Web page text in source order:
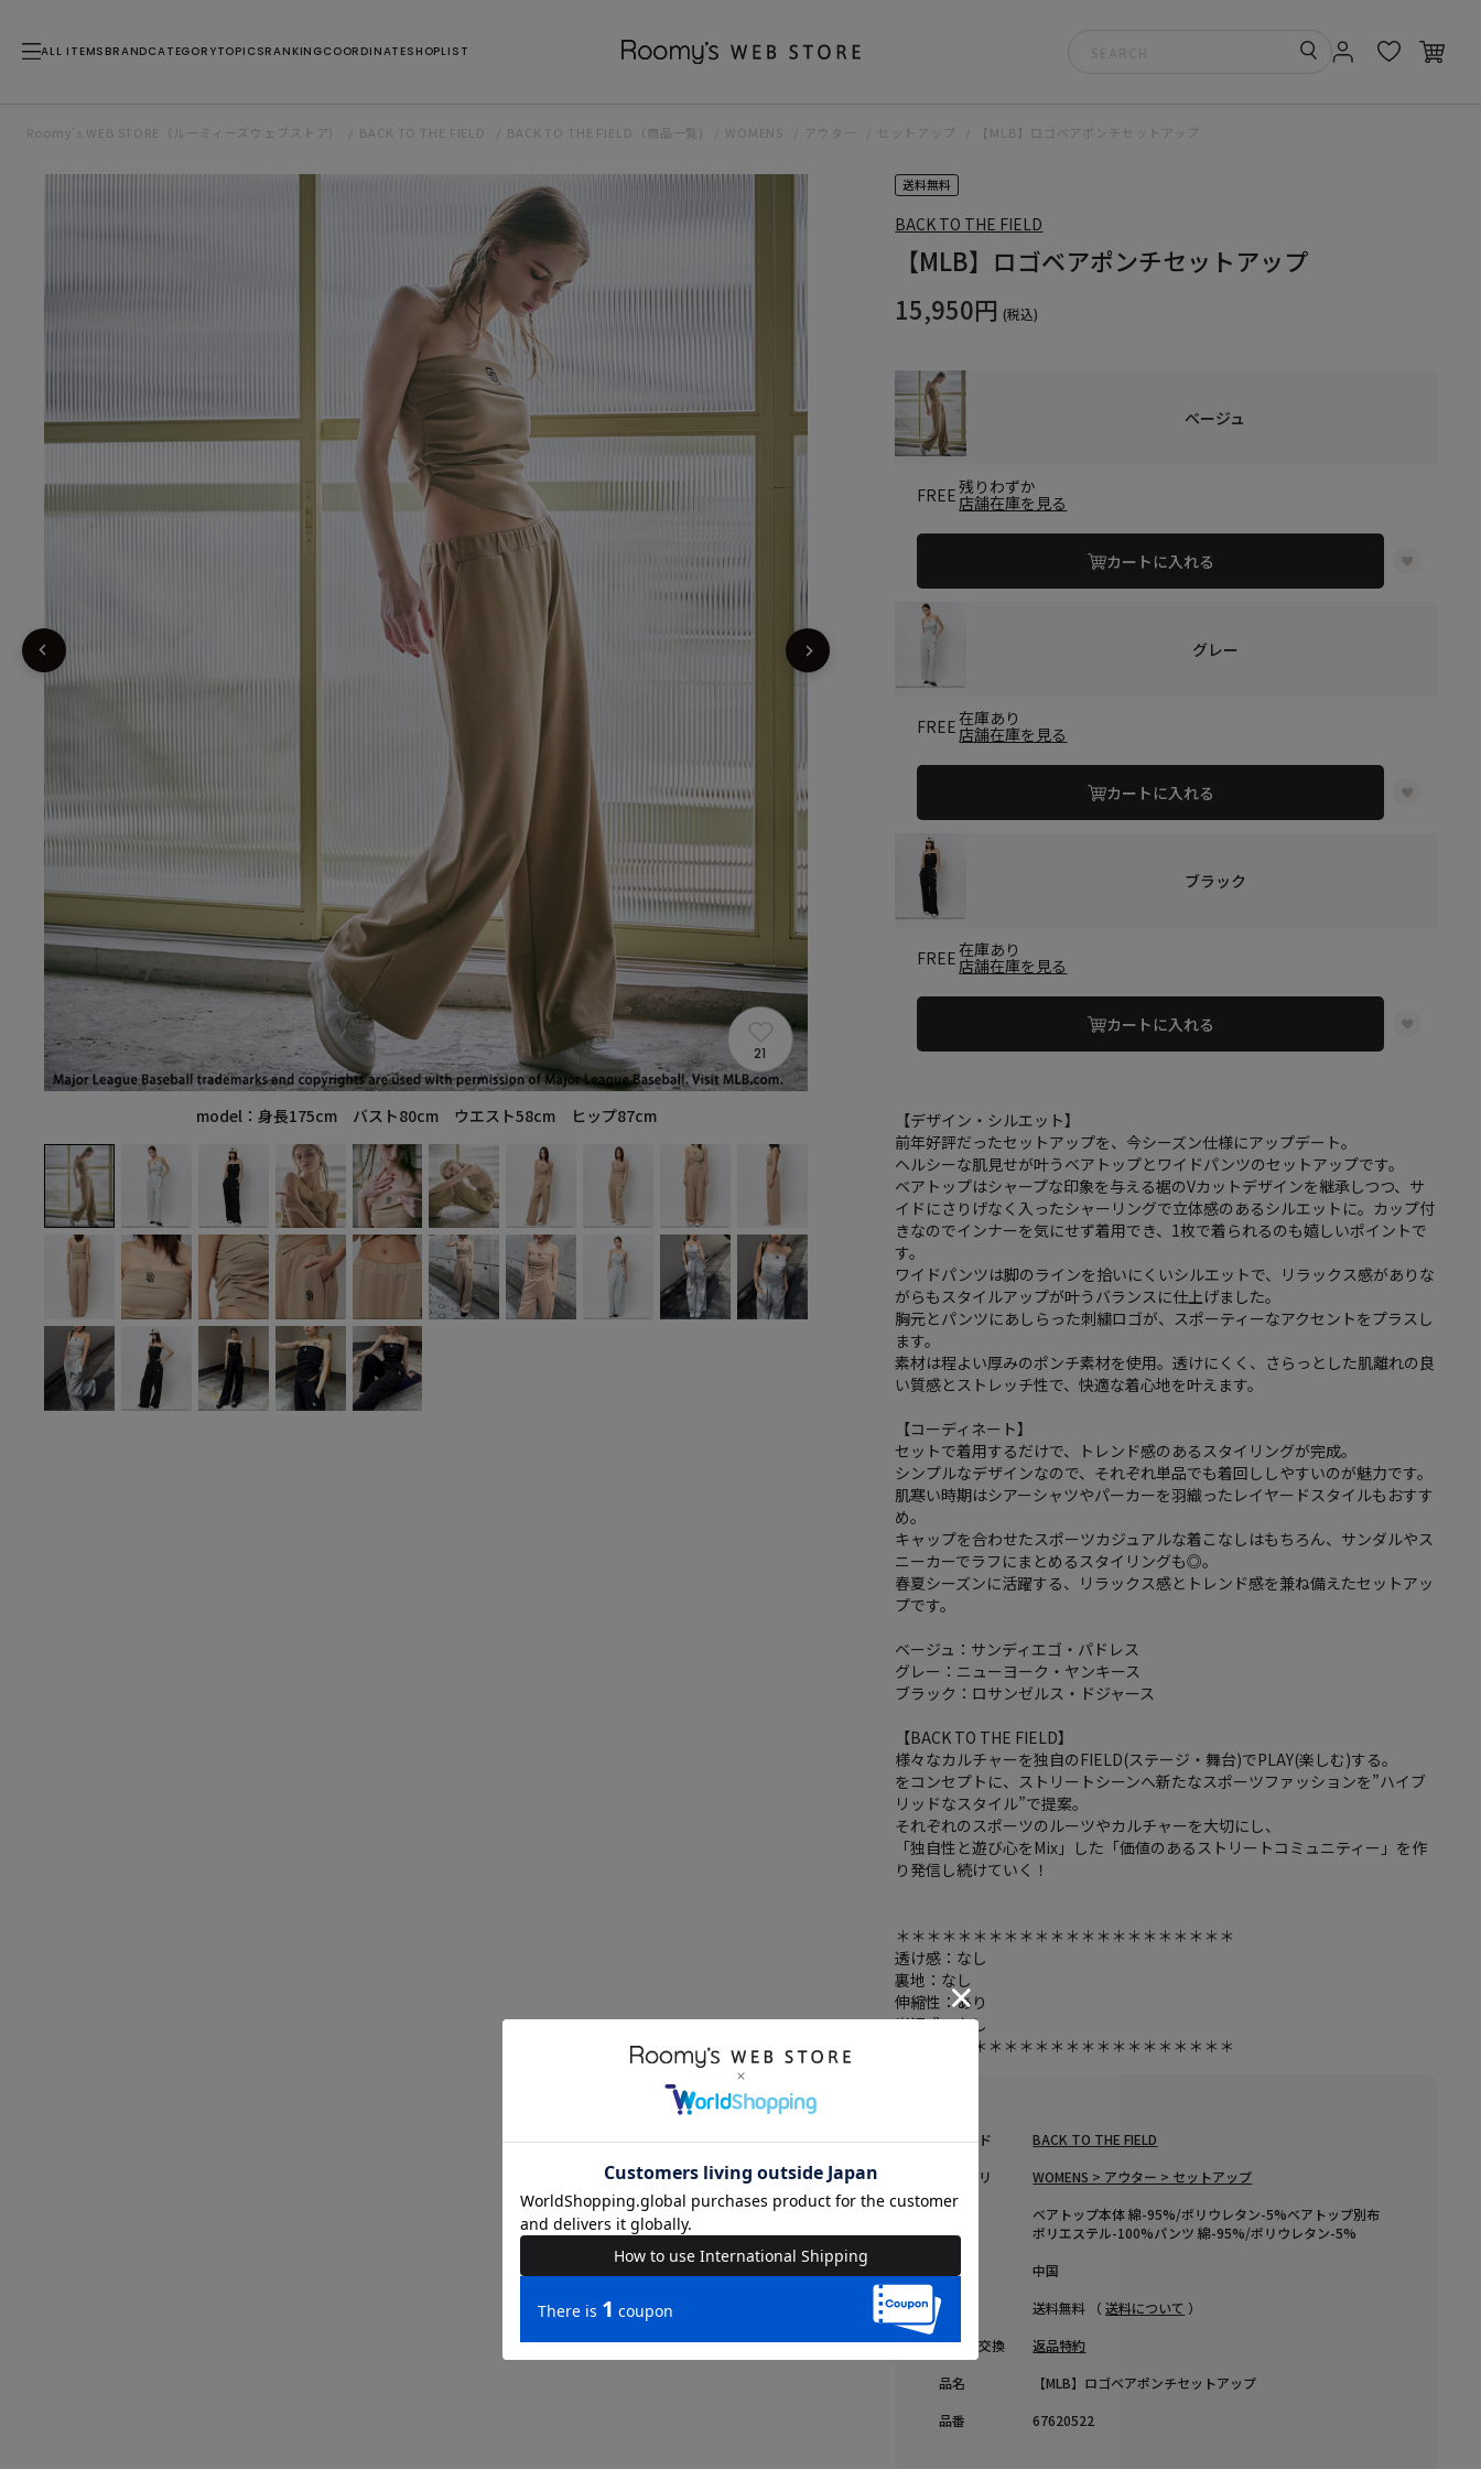
ALL ITEMS BRANDCATEGORYTOPICSRANKINGCOORDINATESHOPLIST
Roomy’s WEB STORE（ルーミィーズウェブストア） BACK TO THE FIELD BACK TO THE FIELD（商品一覧) WOMENS アウター セットアップ 【MLB】ロゴベアポンチセットアップ
21
model：身長175cm バスト80cm ウエスト58cm ヒップ87cm
送料無料
BACK TO THE FIELD
【MLB】ロゴベアポンチセットアップ
15,950円 (税込)
ベージュ
FREE残りわずか
店舗在庫を見る
カートに入れる
グレー
FREE在庫あり
店舗在庫を見る
カートに入れる
ブラック
FREE在庫あり
店舗在庫を見る
カートに入れる
【デザイン・シルエット】
前年好評だったセットアップを、今シーズン仕様にアップデート。
ヘルシーな肌見せが叶うベアトップとワイドパンツのセットアップです。
ベアトップはシャープな印象を与える裾のVカットデザインを継承しつつ、サ
イドにさりげなく入ったシャーリングで立体感のあるシルエットに。カップ付
きなのでインナーを気にせず着用でき、1枚で着られるのも嬉しいポイントで
す。
ワイドパンツは脚のラインを拾いにくいシルエットで、リラックス感がありな
がらもスタイルアップが叶うバランスに仕上げました。
胸元とパンツにあしらった刺繍ロゴが、スポーティーなアクセントをプラスし
ます。
素材は程よい厚みのポンチ素材を使用。透けにくく、さらっとした肌離れの良
い質感とストレッチ性で、快適な着心地を叶えます。
【コーディネート】
セットで着用するだけで、トレンド感のあるスタイリングが完成。
シンプルなデザインなので、それぞれ単品でも着回ししやすいのが魅力です。
肌寒い時期はシアーシャツやパーカーを羽織ったレイヤードスタイルもおすす
め。
キャップを合わせたスポーツカジュアルな着こなしはもちろん、サンダルやス
ニーカーでラフにまとめるスタイリングも◎。
春夏シーズンに活躍する、リラックス感とトレンド感を兼ね備えたセットアッ
プです。
ベージュ：サンディエゴ・パドレス
グレー：ニューヨーク・ヤンキース
ブラック：ロサンゼルス・ドジャース
【BACK TO THE FIELD】
様々なカルチャーを独自のFIELD(ステージ・舞台)でPLAY(楽しむ)する。
をコンセプトに、ストリートシーンへ新たなスポーツファッションを”ハイブ
リッドなスタイル”で提案。
それぞれのスポーツのルーツやカルチャーを大切にし、
「独自性と遊び心をMix」した「価値のあるストリートコミュニティー」を作
り発信し続けていく！
＊＊＊＊＊＊＊＊＊＊＊＊＊＊＊＊＊＊＊＊＊＊
透け感：なし
裏地：なし
伸縮性：あり
光沢感：なし
＊＊＊＊＊＊＊＊＊＊＊＊＊＊＊＊＊＊＊＊＊＊
ブランド
BACK TO THE FIELD
カテゴリ
WOMENS > アウター > セットアップ
ベアトップ本体 綿-95%/ポリウレタン-5%ベアトップ別布
ポリエステル-100%パンツ 綿-95%/ポリウレタン-5%
原産国
中国
送料
送料無料 （送料について ）
返品・交換
返品特約
品名
【MLB】ロゴベアポンチセットアップ
品番
67620522